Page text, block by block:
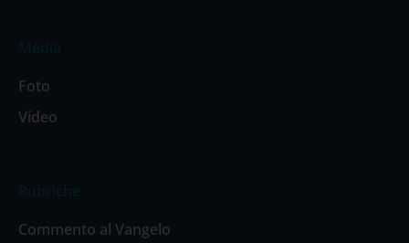
Foto
Video
Commento al Vangelo